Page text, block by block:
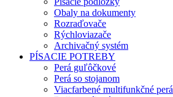
Obaly na dokumenty
Rozraďovače
Rýchloviazače
Archivačný systém
PÍSACIE POTREBY
Perá guľôčkové
Perá so stojanom
Viacfarbené multifunkčné perá